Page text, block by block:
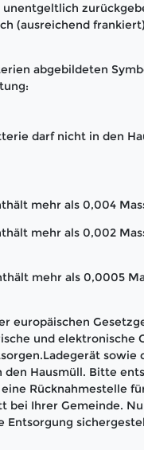
(ausreichend
abgebildeten
darf nicht in den
mehr als 0,004
mehr als 0,002
mehr als 0,0005
europäischen
und elektronische
sowie
Hausmüll. Bitte
Rücknahmestelle
bei Ihrer Gemeinde.
Entsorgung